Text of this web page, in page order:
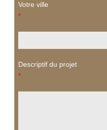
Votre ville
*
Descriptif du projet
*